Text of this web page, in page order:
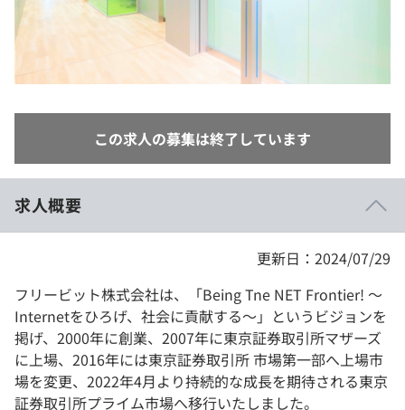
法人向けプラン
学校向けプラン
この求人の募集は終了しています
求人概要
更新日：2024/07/29
フリービット株式会社は、「Being Tne NET Frontier! ～
Internetをひろげ、社会に貢献する～」というビジョンを
掲げ、2000年に創業、2007年に東京証券取引所マザーズ
に上場、2016年には東京証券取引所 市場第一部へ上場市
場を変更、2022年4月より持続的な成長を期待される東京
証券取引所プライム市場へ移行いたしました。